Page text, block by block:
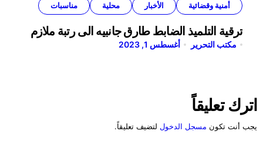
أمنية وقضائية الأخبار محلية مناسبات
ترقية التلميذ الضابط طارق جانبيه الى رتبة ملازم
مكتب التحرير أغسطس 1, 2023
اترك تعليقاً
يجب أنت تكون مسجل الدخول لتضيف تعليقاً.